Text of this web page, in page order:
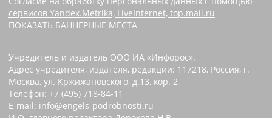
сервисов Yandex.Metrika, LiveInternet, top.mail.ru
ПОКАЗАТЬ БАННЕРНЫЕ МЕСТА
Учредитель и издатель ООО ИА «Инфорос».
Адрес учредителя, издателя, редакции: 117218, Россия, г.
Москва, ул. Кржижановского, д.13, кор. 2
Телефон: +7 (495) 718-84-11
E-mail: info@engels-podrobnosti.ru